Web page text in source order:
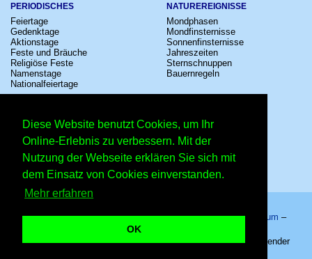
Diese Website benutzt Cookies, um Ihr
Online-Erlebnis zu verbessern. Mit der
Nutzung der Webseite erklären Sie sich mit
dem Einsatz von Cookies einverstanden.
Mehr erfahren
OK
PERIODISCHES
Feiertage
Gedenktage
Aktionstage
Feste und Bräuche
Religiöse Feste
Namenstage
Nationalfeiertage
NATUREREIGNISSE
Mondphasen
Mondfinsternisse
Sonnenfinsternisse
Jahreszeiten
Sternschnuppen
Bauernregeln
Kinostarts
Festivals
Fußball
Comedy
Shows
Sternzeichen
Schalttage
Messen
Erinnerungen
Volksfeste
Startseite–Kalender–Lexikon–App–Sitemap–Impressum –
Datenschutzhinweis
Schriftliches Abitur in Bayern – Copyright © 2026 Kleiner Kalender